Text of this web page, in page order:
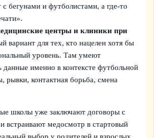
бегунами и футболистами, а где‑то
центры и клиники при
вариант для тех, кто нацелен хотя бы
уровень. Там умеют
данные именно в контексте футбольной
рывки, контактная борьба, смена
школы уже заключают договоры с
встраивают медосмотр в стартовый
выбор у родителей и взрослых